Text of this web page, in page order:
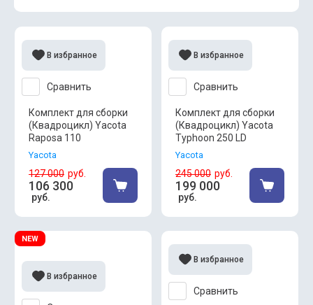
Цена - убывание
Цена - возрастание
Название - Я-А
Название - А-Я
Сравнить
В избранное
Комплект для сборки
(Квадроцикл) Yacota
Raposa 110
Yacota
127 000 руб.
106 300
руб.
Сравнить
В избранное
Комплект для сборки
(Квадроцикл) Yacota
Typhoon 250 LD
Yacota
245 000 руб.
199 000
руб.
NEW
В избранное
Сравнить
В избранное